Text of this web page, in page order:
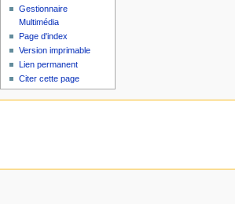
Gestionnaire
Multimédia
Page d'index
Version imprimable
Lien permanent
Citer cette page